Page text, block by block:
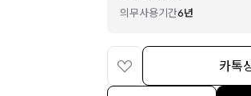
의무사용기간6년
카톡